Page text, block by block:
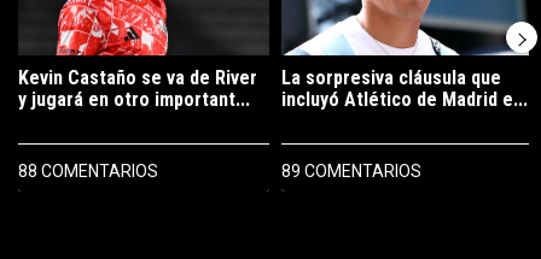
Kevin Castaño se va de River
y jugará en otro important...
88 COMENTARIOS
La sorpresiva cláusula que
incluyó Atlético de Madrid e...
89 COMENTARIOS